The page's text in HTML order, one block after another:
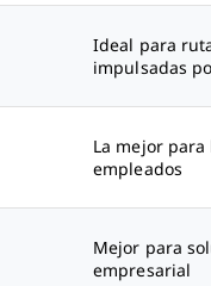
Ideal para
impulsadas
La mejor
empleados
Mejor para
empresarial